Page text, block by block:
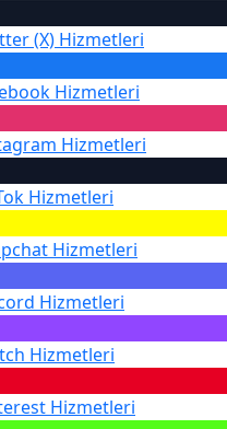
(X) Hizmetleri
Hizmetleri
Hizmetleri
Hizmetleri
Hizmetleri
Hizmetleri
Hizmetleri
Hizmetleri